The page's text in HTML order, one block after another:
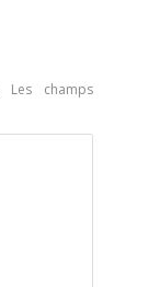
Les champs